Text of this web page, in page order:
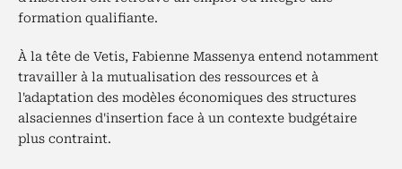
formation qualifiante.
À la tête de Vetis, Fabienne Massenya entend notamment
travailler à la mutualisation des ressources et à
l'adaptation des modèles économiques des structures
alsaciennes d'insertion face à un contexte budgétaire
plus contraint.